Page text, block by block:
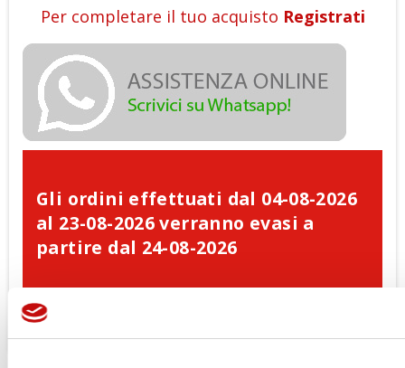
Per completare il tuo acquisto Registrati
Gli ordini effettuati dal 04-08-2026
al 23-08-2026 verranno evasi a
partire dal 24-08-2026